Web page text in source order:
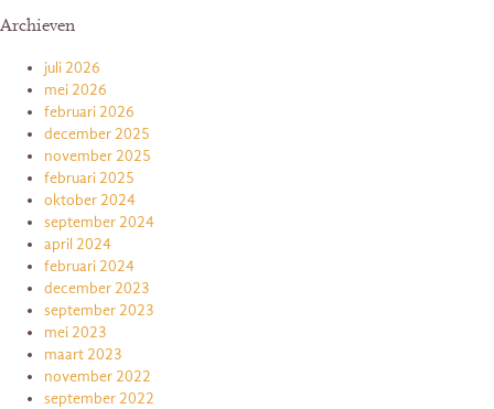
Archieven
juli 2026
mei 2026
februari 2026
december 2025
november 2025
februari 2025
oktober 2024
september 2024
april 2024
februari 2024
december 2023
september 2023
mei 2023
maart 2023
november 2022
september 2022